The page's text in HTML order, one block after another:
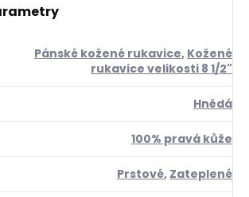
Pánské kožené rukavice, Kožené
rukavice velikosti 8 1/2"
Hnědá
100% pravá kůže
Prstové, Zateplené